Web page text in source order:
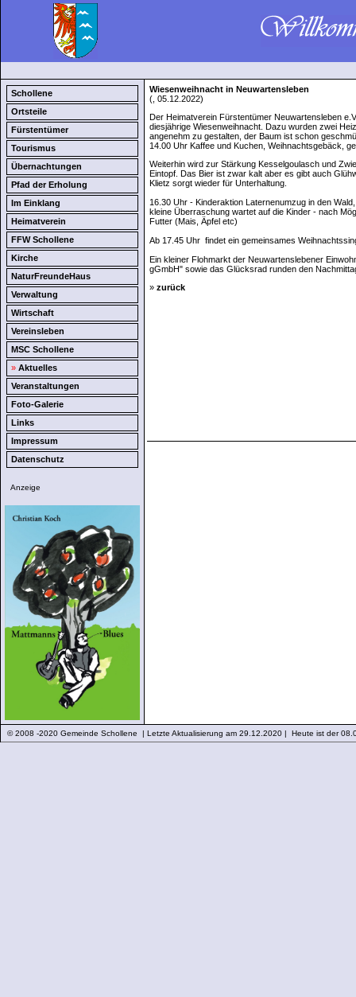
Schollene
Ortsteile
Fürstentümer
Tourismus
Übernachtungen
Pfad der Erholung
Im Einklang
Heimatverein
FFW Schollene
Kirche
NaturFreundeHaus
Verwaltung
Wirtschaft
Vereinsleben
MSC Schollene
» Aktuelles
Veranstaltungen
Foto-Galerie
Links
Impressum
Datenschutz
Anzeige
Wiesenweihnacht in Neuwartensleben
(, 05.12.2022)
Der Heimatverein Fürstentümer Neuwartensleben
diesjährige Wiesenweihnacht. Dazu wurden zwei
angenehm zu gestalten, der Baum ist schon
14.00 Uhr Kaffee und Kuchen, Weihnachtsgebäck,
Weiterhin wird zur Stärkung Kesselgoulasch und
Eintopf. Das Bier ist zwar kalt aber es gibt auch
Klietz sorgt wieder für Unterhaltung.
16.30 Uhr - Kinderaktion Laternenumzug in den
kleine Überraschung wartet auf die Kinder - nach
Futter (Mais, Äpfel etc)
Ab 17.45 Uhr findet ein gemeinsames
Ein kleiner Flohmarkt der Neuwartenslebener
gGmbH" sowie das Glücksrad runden den
» zurück
© 2008 -2020 Gemeinde Schollene | Letzte Aktualisierung am 29.12.2020 | Heute ist der